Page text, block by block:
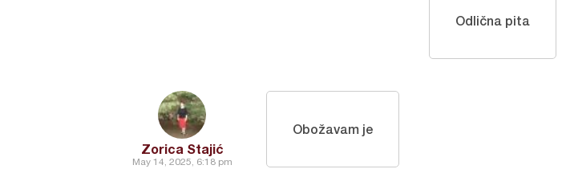
Odlična pita
Zorica Stajić
May 14, 2025, 6:18 pm
Obožavam je